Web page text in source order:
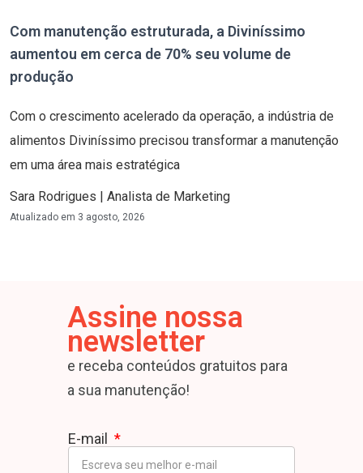
Com manutenção estruturada, a Diviníssimo
aumentou em cerca de 70% seu volume de
produção
Com o crescimento acelerado da operação, a indústria de
alimentos Diviníssimo precisou transformar a manutenção
em uma área mais estratégica
Sara Rodrigues | Analista de Marketing
Atualizado em 3 agosto, 2026
Assine nossa
newsletter
e receba conteúdos gratuitos para
a sua manutenção!
E-mail